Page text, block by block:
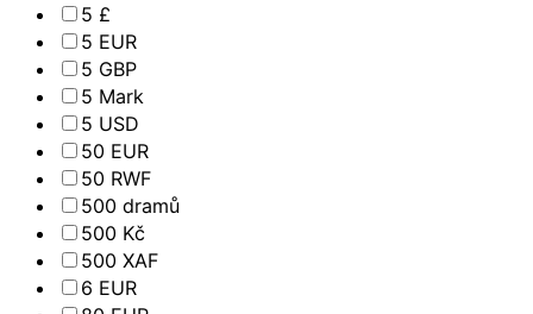
5 £
5 EUR
5 GBP
5 Mark
5 USD
50 EUR
50 RWF
500 dramů
500 Kč
500 XAF
6 EUR